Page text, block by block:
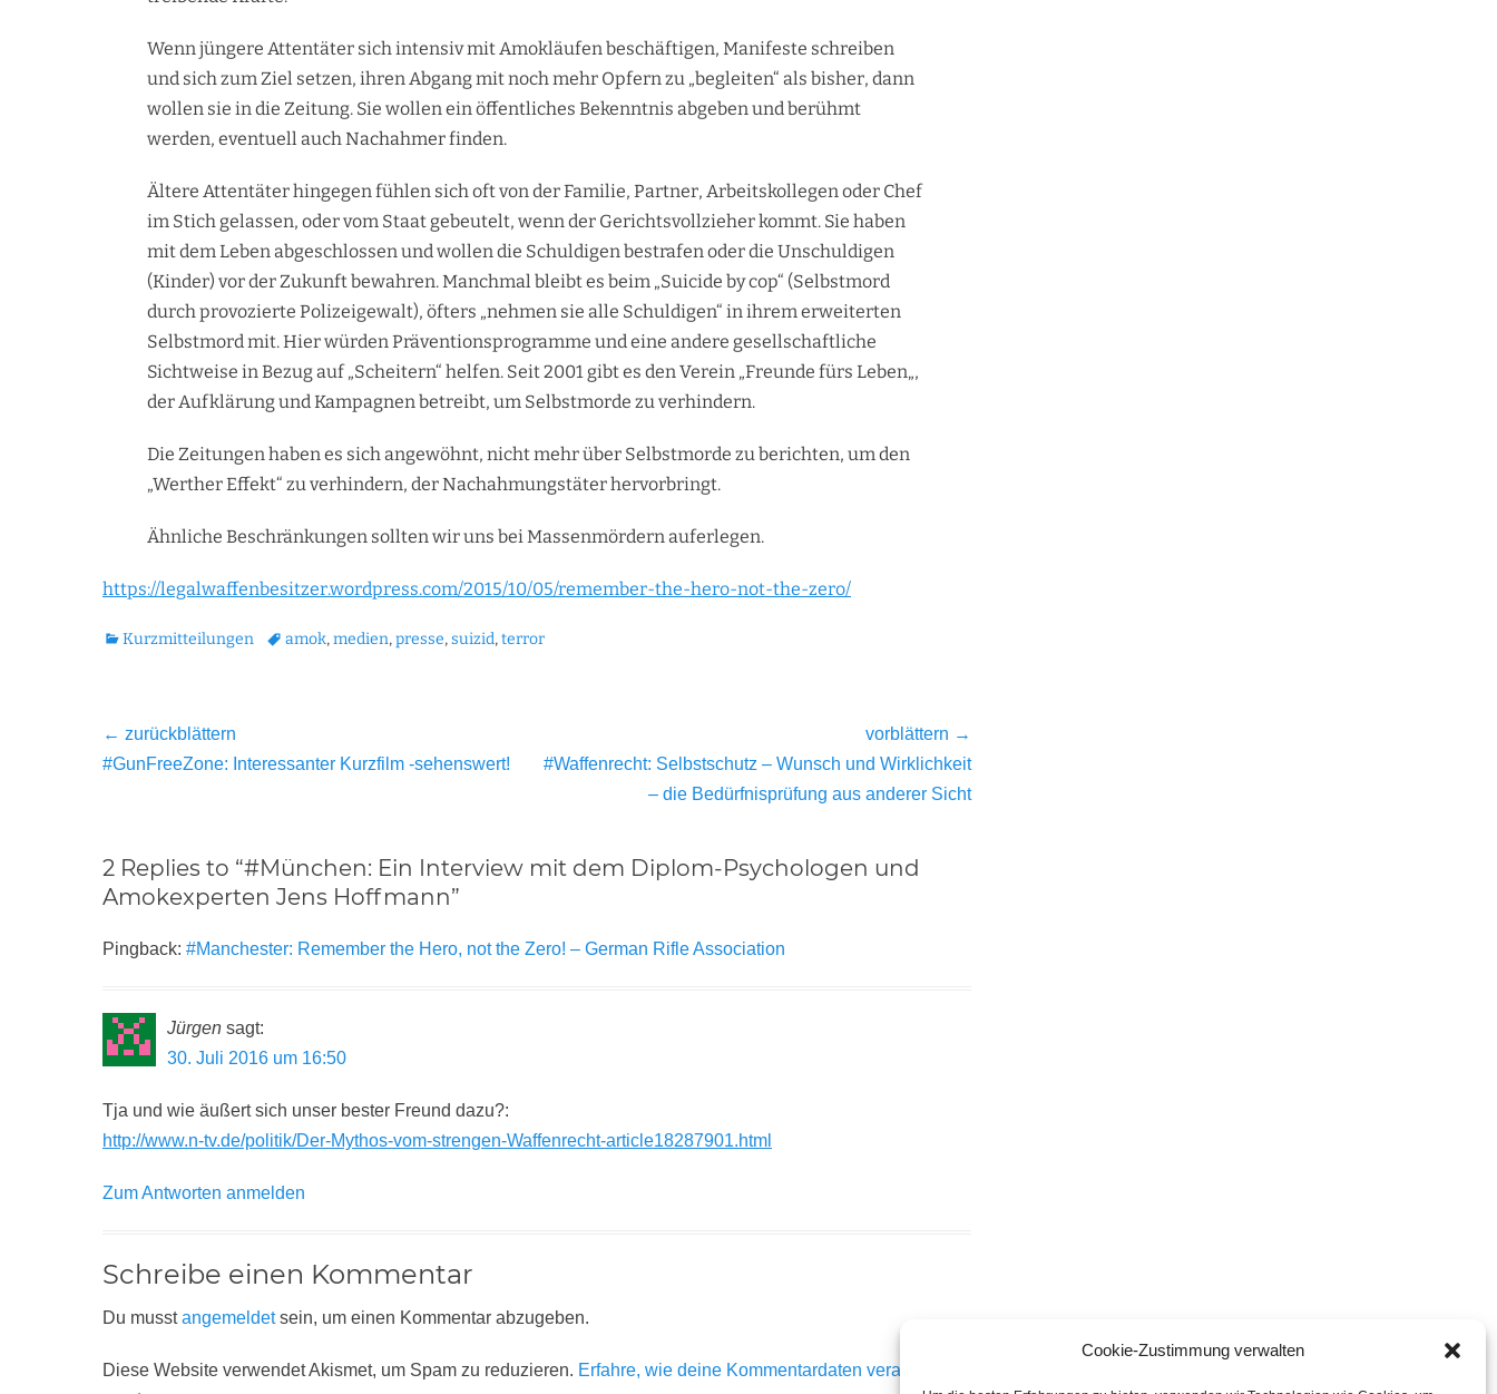
Cookie-Zustimmung verwalten
Wenn jüngere Attentäter sich intensiv mit Amokläufen beschäftigen, Manifeste schreiben
und sich zum Ziel setzen, ihren Abgang mit noch mehr Opfern zu „begleiten“ als bisher, dann
wollen sie in die Zeitung. Sie wollen ein öffentliches Bekenntnis abgeben und berühmt
werden, eventuell auch Nachahmer finden.
Ältere Attentäter hingegen fühlen sich oft von der Familie, Partner, Arbeitskollegen oder Chef
im Stich gelassen, oder vom Staat gebeutelt, wenn der Gerichtsvollzieher kommt. Sie haben
mit dem Leben abgeschlossen und wollen die Schuldigen bestrafen oder die Unschuldigen
(Kinder) vor der Zukunft bewahren. Manchmal bleibt es beim „Suicide by cop“ (Selbstmord
durch provozierte Polizeigewalt), öfters „nehmen sie alle Schuldigen“ in ihrem erweiterten
Selbstmord mit. Hier würden Präventionsprogramme und eine andere gesellschaftliche
Sichtweise in Bezug auf „Scheitern“ helfen. Seit 2001 gibt es den Verein „Freunde fürs Leben„,
der Aufklärung und Kampagnen betreibt, um Selbstmorde zu verhindern.
Die Zeitungen haben es sich angewöhnt, nicht mehr über Selbstmorde zu berichten, um den
„Werther Effekt“ zu verhindern, der Nachahmungstäter hervorbringt.
Ähnliche Beschränkungen sollten wir uns bei Massenmördern auferlegen.
https://legalwaffenbesitzer.wordpress.com/2015/10/05/remember-the-hero-not-the-zero/
Kategorien
Kurzmitteilungen Tagsamok,medien,presse,suizid,terror
Beitragsnavigation
← zurückblättern
Vorheriger
#GunFreeZone: Interessanter Kurzfilm -sehenswert!
vorblättern →
Nächster
#Waffenrecht: Selbstschutz – Wunsch und Wirklichkeit
– die Bedürfnisprüfung aus anderer Sicht
2 Replies to “#München: Ein Interview mit dem Diplom-Psychologen und
Amokexperten Jens Hoffmann”
Pingback: #Manchester: Remember the Hero, not the Zero! – German Rifle Association
Jürgen sagt:
30. Juli 2016 um 16:50
Tja und wie äußert sich unser bester Freund dazu?:
http://www.n-tv.de/politik/Der-Mythos-vom-strengen-Waffenrecht-article18287901.html
Zum Antworten anmelden
Schreibe einen Kommentar
Du musstangemeldetsein, um einen Kommentar abzugeben.
Diese Website verwendet Akismet, um Spam zu reduzieren. Erfahre, wie deine Kommentardaten verarbeitet